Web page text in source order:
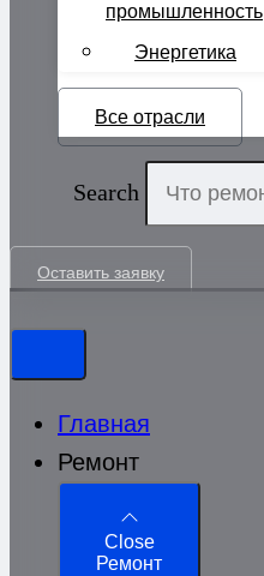
промышленность
Энергетика
Все отрасли
Search
Оставить заявку
Главная
Ремонт
Close
Ремонт